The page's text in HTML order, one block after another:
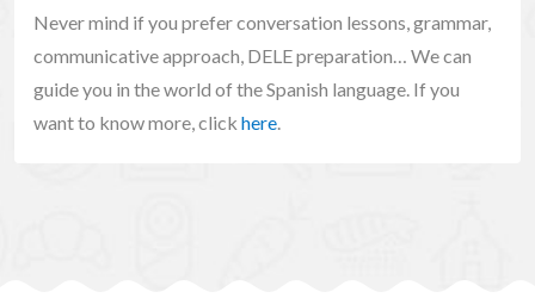
Never mind if you prefer conversation lessons, grammar,
communicative approach, DELE preparation… We can
guide you in the world of the Spanish language. If you
want to know more, click here.